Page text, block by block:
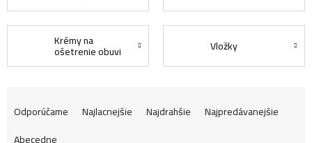
Krémy na
ošetrenie obuvi Vložky
R
Odporúčame Najlacnejšie Najdrahšie
Najpredávanejšie
Abecedne